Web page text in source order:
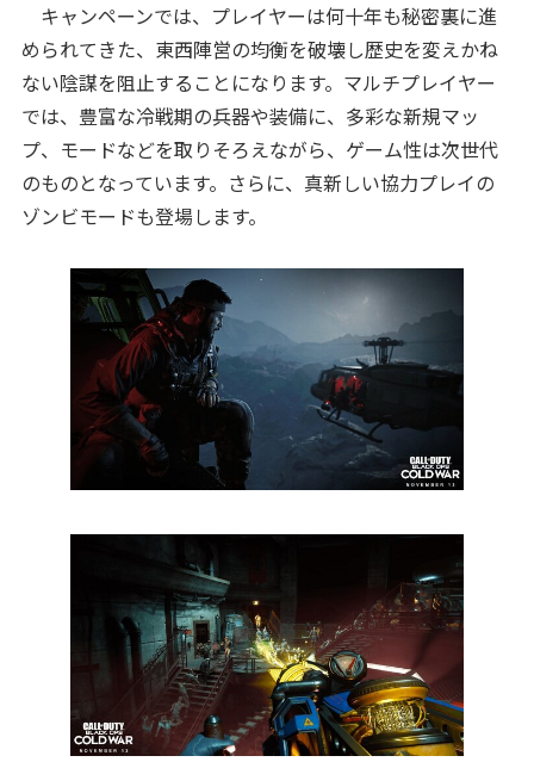
キャンペーンでは、プレイヤーは何十年も秘密裏に進
められてきた、東西陣営の均衡を破壊し歴史を変えかね
ない陰謀を阻止することになります。マルチプレイヤー
では、豊富な冷戦期の兵器や装備に、多彩な新規マッ
プ、モードなどを取りそろえながら、ゲーム性は次世代
のものとなっています。さらに、真新しい協力プレイの
ゾンビモードも登場します。